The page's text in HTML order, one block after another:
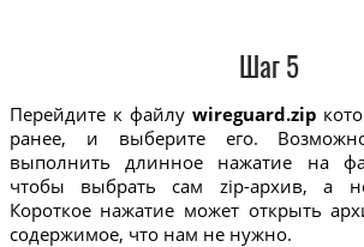
Шаг 5
Перейдите к файлу wireguard.zip
ранее, и выберите его.
выполнить длинное нажатие на
чтобы выбрать сам zip-архив, а
Короткое нажатие может открыть
содержимое, что нам не нужно.